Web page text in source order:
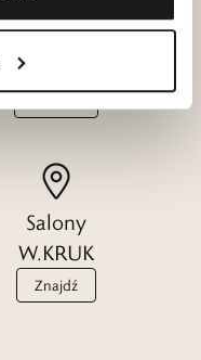
Katalogi
W.KRUK
Salony
W.KRUK
Znajdź